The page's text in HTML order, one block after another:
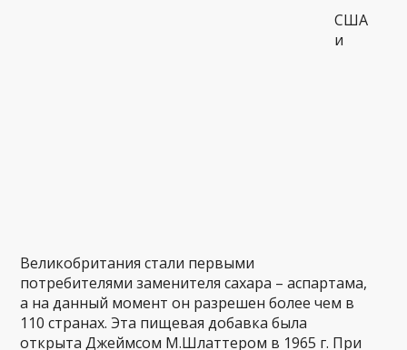
США
и
Великобритания стали первыми
потребителями заменителя сахара – аспартама,
а на данный момент он разрешен более чем в
110 странах. Эта пищевая добавка была
открыта Джеймсом М.Шлаттером в 1965 г. При